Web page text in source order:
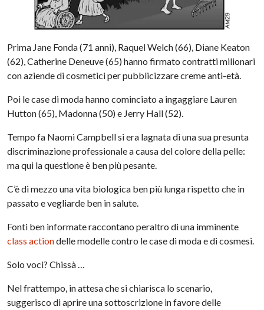
Prima Jane Fonda (71 anni), Raquel Welch (66), Diane Keaton
(62), Catherine Deneuve (65) hanno firmato contratti milionari
con aziende di cosmetici per pubblicizzare creme anti-età.
Poi le case di moda hanno cominciato a ingaggiare Lauren
Hutton (65), Madonna (50) e Jerry Hall (52).
Tempo fa Naomi Campbell si era lagnata di una sua presunta
discriminazione professionale a causa del colore della pelle:
ma qui la questione è ben più pesante.
C’è di mezzo una vita biologica ben più lunga rispetto che in
passato e vegliarde ben in salute.
Fonti ben informate raccontano peraltro di una imminente
class actiondelle modelle contro le case di moda e di cosmesi.
Solo voci? Chissà …
Nel frattempo, in attesa che si chiarisca lo scenario,
suggerisco di aprire una sottoscrizione in favore delle